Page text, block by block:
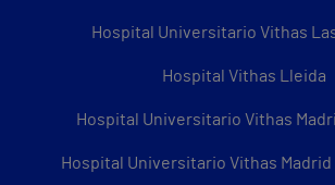
Hospital Universitario Vithas
Hospital Vithas Lleida
Hospital Universitario Vithas
Hospital Universitario Vithas